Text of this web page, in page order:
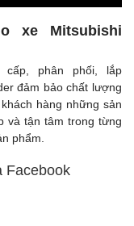
xe Mitsubishi
cấp, phân phối, lắp
đảm bảo chất lượng
hàng những sản
và tận tâm trong từng
phẩm.
Facebook